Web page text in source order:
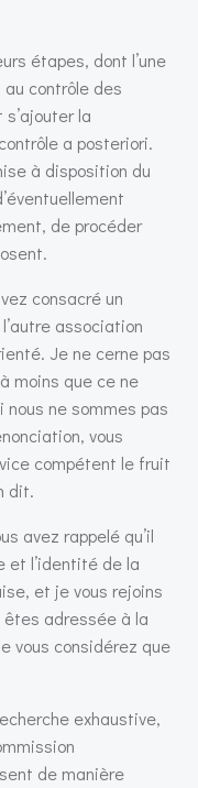
étapes, dont l’une
contrôle des
la
a posteriori.
à disposition du
de procéder
consacré un
association
Je ne cerne pas
moins que ce ne
nous ne sommes pas
vous
compétent le fruit
dit.
avez rappelé qu’il
et l’identité de la
et je vous rejoins
êtes adressée à la
vous considérez que
exhaustive,
de manière